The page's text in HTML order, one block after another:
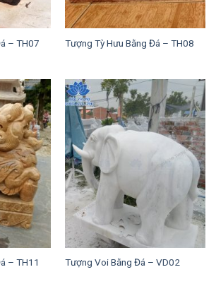
– TH07 Tượng Tỳ Hưu Bằng Đá – TH08
– TH11 Tượng Voi Bằng Đá – VD02